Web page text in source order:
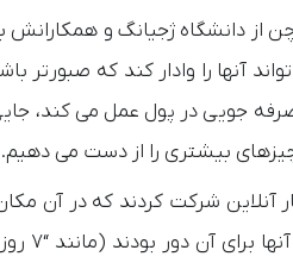
از دانشگاه ژجیانگ و همکارانش
آنها را وادار کند که صبورتر
صرفه جویی در پول عمل می کند،
بیشتری را از دست می دهیم.
126 دانشجوی کالج در یک کار آنلاین شرکت